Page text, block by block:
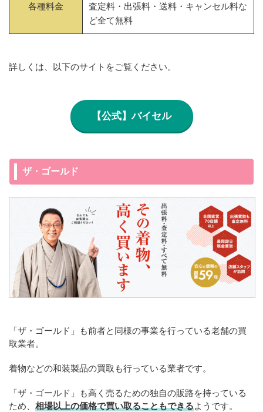
各種料金
査定料・出張料・送料・キャンセル料な
ど全て無料
詳しくは、以下のサイトをご覧ください。
【公式】バイセル
ザ・ゴールド
「ザ・ゴールド」も前者と同様の事業を行っている老舗の買
取業者。
着物などの和装製品の買取も行っている業者です。
「ザ・ゴールド」も高く売るための独自の販路を持っている
ため、 相場以上の価格で買い取ることもできるようです。